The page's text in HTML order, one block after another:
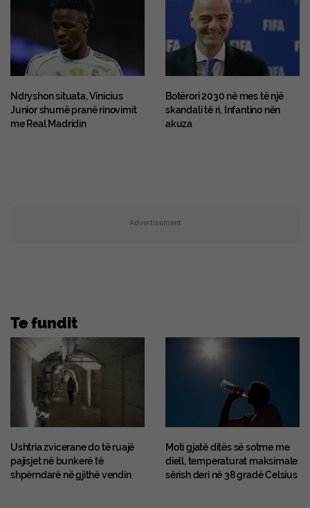
Ndryshon situata, Vinicius
Junior shumë pranë rinovimit
me Real Madridin
Botërori 2030 në mes të një
skandali të ri, Infantino nën
akuza
Advertisement
Te fundit
Ushtria zvicerane do të ruajë
pajisjet në bunkerë të
shpërndarë në gjithë vendin
Moti gjatë ditës së sotme me
diell, temperaturat maksimale
sërish deri në 38 gradë Celsius